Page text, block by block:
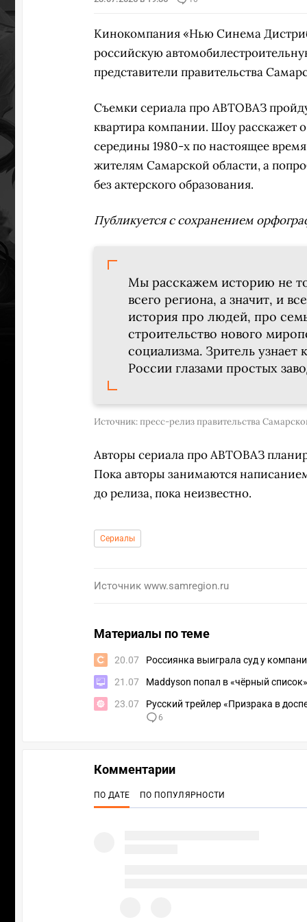
Кинокомпания «Нью Синема
российскую
представители правительства
Съемки сериала про АВТОВАЗ
квартира компании. Шоу расскажет
середины 1980-х по настоящее
жителям Самарской области, а
без актерского образования.
Публикуется с сохранением
Мы расскажем историю не
всего региона, а значит, и
история про людей, про
строительство нового
социализма. Зритель
России глазами простых
Источник:пресс-релиз правительства
Авторы сериала про АВТОВАЗ
Пока авторы занимаются
до релиза, пока неизвестно.
Сериалы
Источник www.samregion.ru
Материалы по теме
20.07
Россиянка выиграла суд у
21.07
Maddyson попал в «чёрный
23.07
Русский трейлер «Призрака в
6
Комментарии
ПО ДАТЕ ПО ПОПУЛЯРНОСТИ